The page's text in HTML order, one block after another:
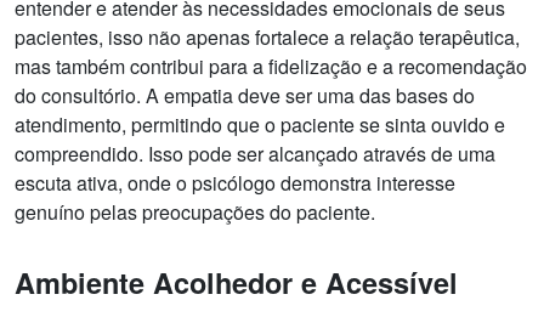
entender e atender às necessidades emocionais de seus
pacientes, isso não apenas fortalece a relação terapêutica,
mas também contribui para a fidelização e a recomendação
do consultório. A empatia deve ser uma das bases do
atendimento, permitindo que o paciente se sinta ouvido e
compreendido. Isso pode ser alcançado através de uma
escuta ativa, onde o psicólogo demonstra interesse
genuíno pelas preocupações do paciente.
Ambiente Acolhedor e Acessível